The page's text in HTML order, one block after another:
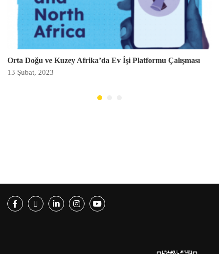
Orta Doğu ve Kuzey Afrika’da Ev İşi Platformu Çalışması
13 Şubat, 2023